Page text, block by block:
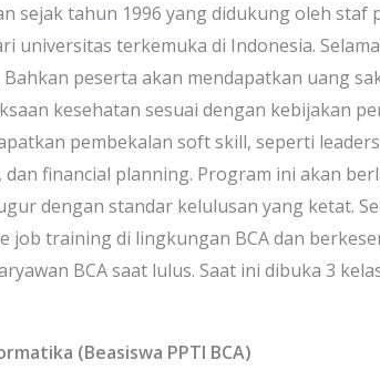
sejak tahun 1996 yang didukung oleh
universitas terkemuka di Indonesia.
peserta akan mendapatkan uang
kesehatan sesuai dengan kebijakan
pembekalan soft skill, seperti
financial planning. Program ini akan
dengan standar kelulusan yang ketat.
job training di lingkungan BCA dan
BCA saat lulus. Saat ini dibuka 3
(Beasiswa PPTI BCA)